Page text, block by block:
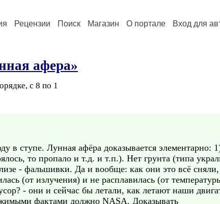
Рецензии Поиск Магазин О портале Вход для
афера»
с 8 по 1
в ступе. Лунная афёра доказывается элементарно:
то пропало и т.д. и т.п.). Нет грунта (типа
- фальшивки. Да и вообще: как они это всё
(от излучения) и не расплавилась (от
- они и сейчас бы летали, как летают наши
фактами должно NASA. Доказывать